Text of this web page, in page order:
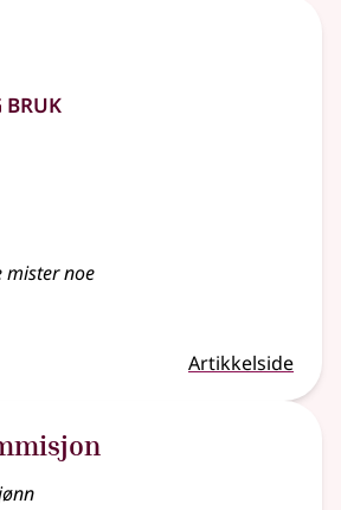
bruk
mister noe
Artikkelside